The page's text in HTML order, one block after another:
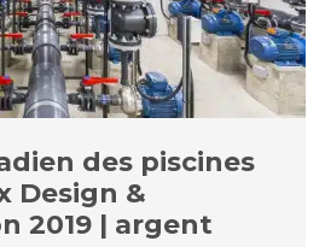
des piscines
Design &
2019 | argent